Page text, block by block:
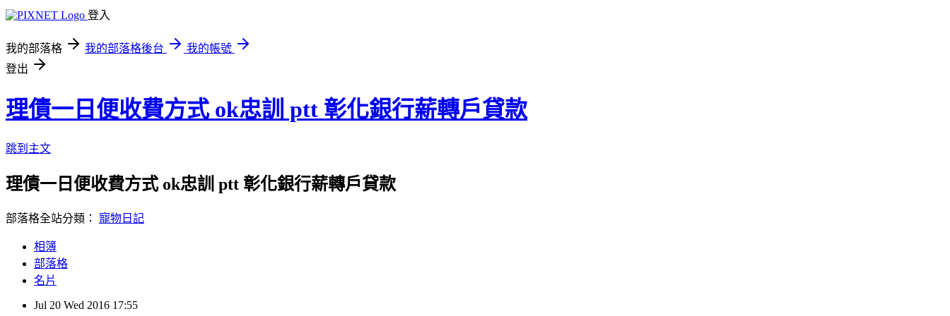
登入
我的部落格 我的部落格後台
我的帳號
登出
理債一日便收費方式 ok忠訓 ptt 彰化銀行薪轉戶貸款
跳到主文
理債一日便收費方式 ok忠訓 ptt 彰化銀行薪轉戶貸款
部落格全站分類： 寵物日記
相簿
部落格
名片
Jul 20 Wed 2016 17:55